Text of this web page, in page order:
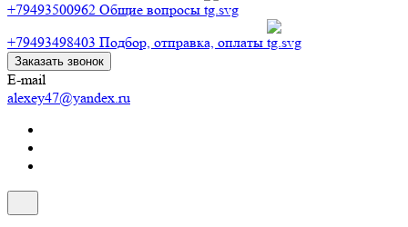
+79493500962 Общие вопросы
+79493498403 Подбор, отправка, оплаты
Заказать звонок
E-mail
alexey47@yandex.ru